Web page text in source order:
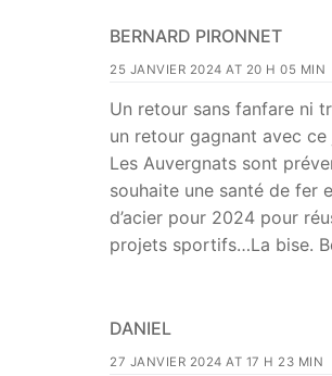
BERNARD PIRONNET
25 JANVIER 2024 AT 20 H 05 MIN
Un retour sans fanfare ni
un retour gagnant avec
Les Auvergnats sont
souhaite une santé de fer
d’acier pour 2024 pour
projets sportifs…La bise.
DANIEL
27 JANVIER 2024 AT 17 H 23 MIN